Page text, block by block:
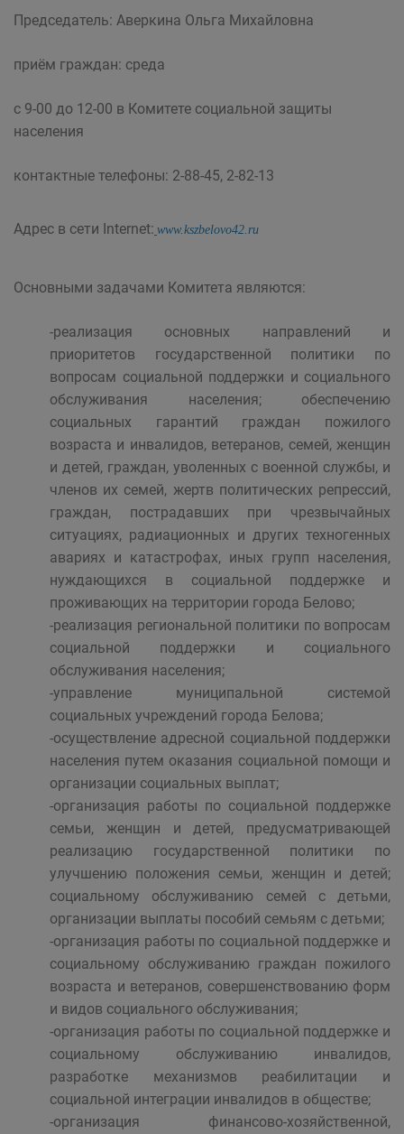
Председатель: Аверкина Ольга Михайловна
приём граждан: среда
с 9-00 до 12-00 в Комитете социальной защиты
населения
контактные телефоны: 2-88-45, 2-82-13
Адрес в сети Internet: www.kszbelovo42.ru
Основными задачами Комитета являются:
-реализация основных направлений и
приоритетов государственной политики по
вопросам социальной поддержки и социального
обслуживания населения; обеспечению
социальных гарантий граждан пожилого
возраста и инвалидов, ветеранов, семей, женщин
и детей, граждан, уволенных с военной службы, и
членов их семей, жертв политических репрессий,
граждан, пострадавших при чрезвычайных
ситуациях, радиационных и других техногенных
авариях и катастрофах, иных групп населения,
нуждающихся в социальной поддержке и
проживающих на территории города Белово;
-реализация региональной политики по вопросам
социальной поддержки и социального
обслуживания населения;
-управление муниципальной системой
социальных учреждений города Белова;
-осуществление адресной социальной поддержки
населения путем оказания социальной помощи и
организации социальных выплат;
-организация работы по социальной поддержке
семьи, женщин и детей, предусматривающей
реализацию государственной политики по
улучшению положения семьи, женщин и детей;
социальному обслуживанию семей с детьми,
организации выплаты пособий семьям с детьми;
-организация работы по социальной поддержке и
социальному обслуживанию граждан пожилого
возраста и ветеранов, совершенствованию форм
и видов социального обслуживания;
-организация работы по социальной поддержке и
социальному обслуживанию инвалидов,
разработке механизмов реабилитации и
социальной интеграции инвалидов в обществе;
-организация финансово-хозяйственной,